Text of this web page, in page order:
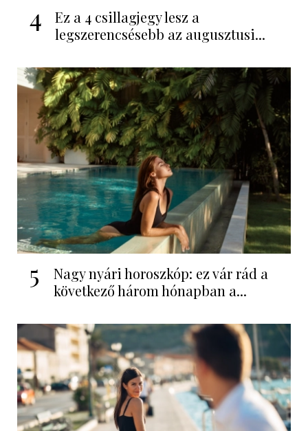
4
Ez a 4 csillagjegy lesz a
legszerencsésebb az augusztusi...
5
Nagy nyári horoszkóp: ez vár rád a
következő három hónapban a...